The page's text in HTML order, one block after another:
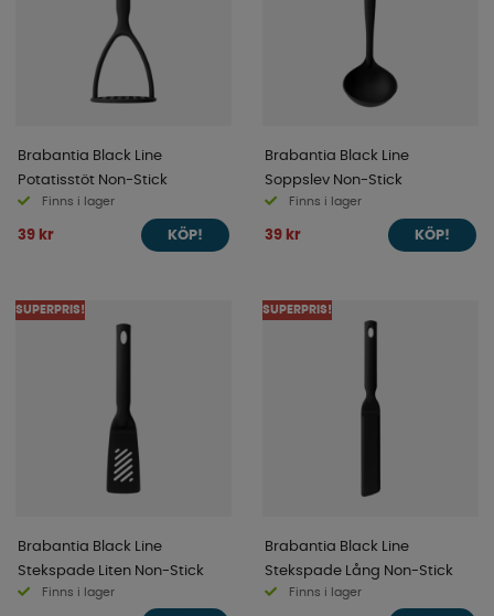
Brabantia Black Line
Potatisstöt Non-Stick
Finns i lager
39 kr KÖP!
Brabantia Black Line
Soppslev Non-Stick
Finns i lager
39 kr KÖP!
SUPERPRIS!
Brabantia Black Line
Stekspade Liten Non-Stick
Finns i lager
SUPERPRIS!
Brabantia Black Line
Stekspade Lång Non-Stick
Finns i lager